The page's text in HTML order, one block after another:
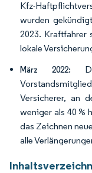
Kfz-
wurden
2023. Kraftfahrer
lokale
März 2022:
Versicherer, an
weniger als 40 %
das Zeichnen
alle